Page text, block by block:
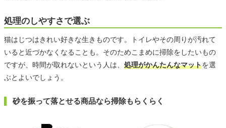
処理のしやすさで選ぶ
猫はじつはきれい好きな生きものです。トイレやその周りが汚れて
いると近づかなくなることも。そのためこまめに掃除をしたいもの
ですが、時間が取れないという人は、 処理がかんたんなマットを選
ぶとよいでしょう。
砂を振って落とせる商品なら掃除もらくらく